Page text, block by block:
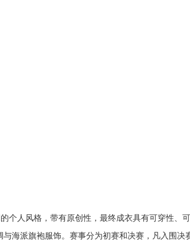
个人风格，带有原创性，最终成衣具有可穿性、
海派旗袍服饰。赛事分为初赛和决赛，凡入围决